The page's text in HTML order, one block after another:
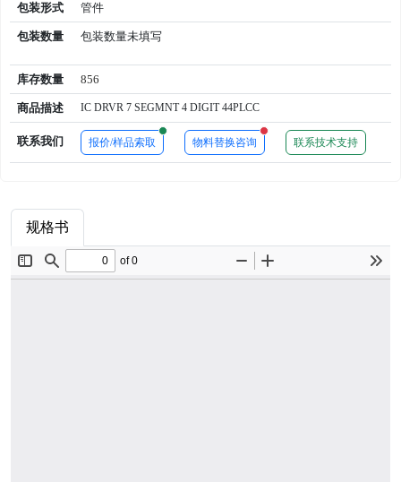
包装形式 管件
包装数量 包装数量未填写
库存数量 856
商品描述 IC DRVR 7 SEGMNT 4 DIGIT 44PLCC
联系我们 报价/样品索取 New alerts物料替换咨询 New alerts联系技术支持
规格书